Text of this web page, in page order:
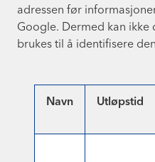
adressen før
Google. Dermed kan ikke
brukes til å identifisere
Navn Utløpstid